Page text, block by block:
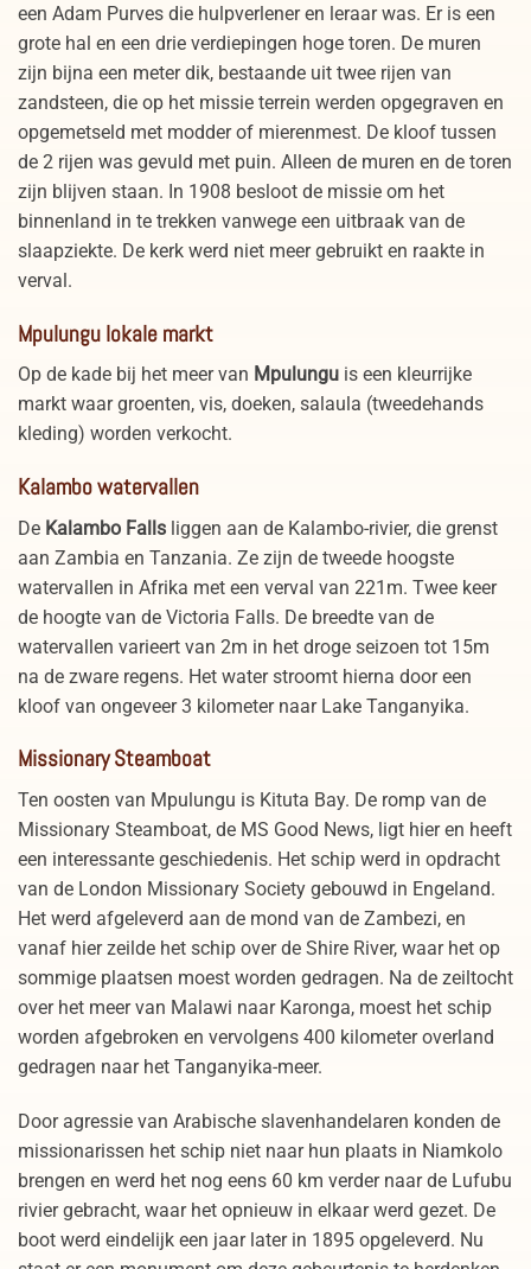
een Adam Purves die hulpverlener en leraar was. Er is een
grote hal en een drie verdiepingen hoge toren. De muren
zijn bijna een meter dik, bestaande uit twee rijen van
zandsteen, die op het missie terrein werden opgegraven en
opgemetseld met modder of mierenmest. De kloof tussen
de 2 rijen was gevuld met puin. Alleen de muren en de toren
zijn blijven staan. In 1908 besloot de missie om het
binnenland in te trekken vanwege een uitbraak van de
slaapziekte. De kerk werd niet meer gebruikt en raakte in
verval.
Mpulungu lokale markt
Op de kade bij het meer van Mpulungu is een kleurrijke
markt waar groenten, vis, doeken, salaula (tweedehands
kleding) worden verkocht.
Kalambo watervallen
De Kalambo Falls liggen aan de Kalambo-rivier, die grenst
aan Zambia en Tanzania. Ze zijn de tweede hoogste
watervallen in Afrika met een verval van 221m. Twee keer
de hoogte van de Victoria Falls. De breedte van de
watervallen varieert van 2m in het droge seizoen tot 15m
na de zware regens. Het water stroomt hierna door een
kloof van ongeveer 3 kilometer naar Lake Tanganyika.
Missionary Steamboat
Ten oosten van Mpulungu is Kituta Bay. De romp van de
Missionary Steamboat, de MS Good News, ligt hier en heeft
een interessante geschiedenis. Het schip werd in opdracht
van de London Missionary Society gebouwd in Engeland.
Het werd afgeleverd aan de mond van de Zambezi, en
vanaf hier zeilde het schip over de Shire River, waar het op
sommige plaatsen moest worden gedragen. Na de zeiltocht
over het meer van Malawi naar Karonga, moest het schip
worden afgebroken en vervolgens 400 kilometer overland
gedragen naar het Tanganyika-meer.
Door agressie van Arabische slavenhandelaren konden de
missionarissen het schip niet naar hun plaats in Niamkolo
brengen en werd het nog eens 60 km verder naar de Lufubu
rivier gebracht, waar het opnieuw in elkaar werd gezet. De
boot werd eindelijk een jaar later in 1895 opgeleverd. Nu